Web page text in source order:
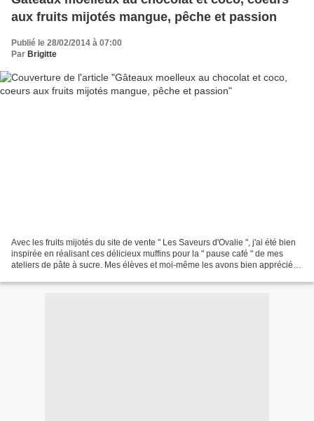
aux fruits mijotés mangue, pêche et passion
Publié le 28/02/2014 à 07:00
Par Brigitte
Avec les fruits mijotés du site de vente " Les Saveurs d'Ovalie ", j'ai été bien
inspirée en réalisant ces délicieux muffins pour la " pause café " de mes
ateliers de pâte à sucre. Mes élèves et moi-même les avons bien apprécié.